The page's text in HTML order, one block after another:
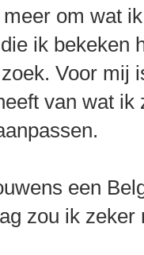
om wat
ik bekeken
Voor mij
van wat
een
zou ik zeker